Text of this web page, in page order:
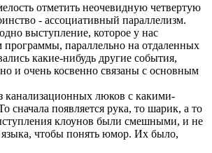
отметить неочевидную четвертую
- ассоциативный параллелизм.
выступление, которое у нас
программы, параллельно на отдаленных
какие-нибудь другие события,
и очень косвенно связаны с основным
канализационных люков с какими-
сначала появляется рука, то шарик, а то
клоунов были смешными, и не
чтобы понять юмор. Их было,